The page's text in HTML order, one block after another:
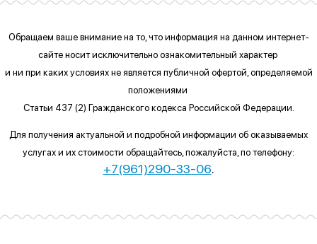
Обращаем ваше внимание на то, что информация на данном интернет-
сайтеносит исключительно ознакомительный характер
и ни при каких условияхне является публичной офертой, определяемой
положениями
Статьи 437 (2) Гражданского кодекса Российской Федерации.
Для получения актуальной и подробной информации об оказываемых
услугах и их стоимости обращайтесь, пожалуйста, по телефону:
+7(961)290-33-06.